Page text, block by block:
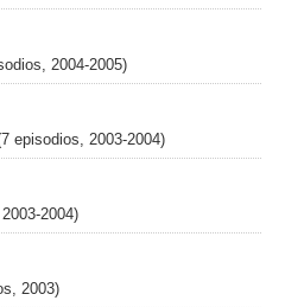
2004-2005)
episodios, 2003-2004)
2004)
2003)